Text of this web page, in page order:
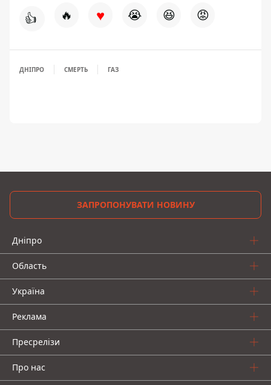
👍 🔥 ♥ 😭 😆 😡
ДНІПРО СМЕРТЬ ГАЗ
ЗАПРОПОНУВАТИ НОВИНУ
Дніпро
Область
Україна
Реклама
Пресрелізи
Про нас